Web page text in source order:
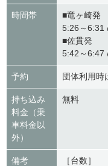
時間帯
■竜ヶ崎発
5:26～6:31
■佐貫発
5:42～6:47
予約 団体利用時
持ち込み
料金（乗
車料金以
外）
無料
備考
［台数］